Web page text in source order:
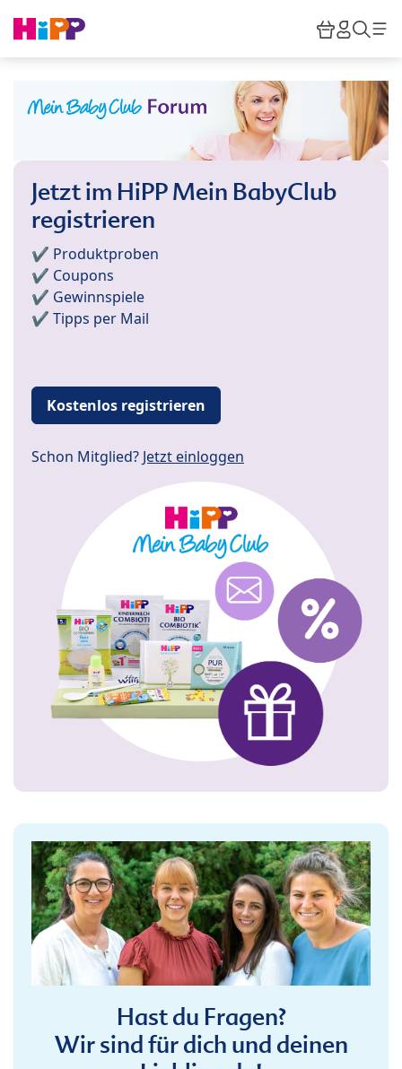
HiPP
Jetzt im HiPP Mein BabyClub
registrieren
✔️ Produktproben
✔️ Coupons
✔️ Gewinnspiele
✔️ Tipps per Mail
Kostenlos registrieren
Schon Mitglied? Jetzt einloggen
Hast du Fragen?
Wir sind für dich und deinen